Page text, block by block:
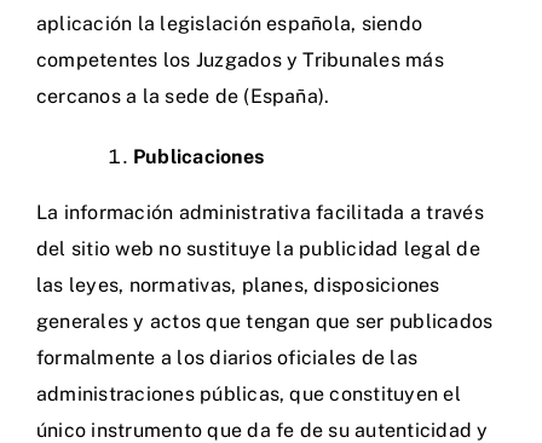
aplicación la legislación española, siendo
competentes los Juzgados y Tribunales más
cercanos a la sede de (España).
Publicaciones
La información administrativa facilitada a través
del sitio web no sustituye la publicidad legal de
las leyes, normativas, planes, disposiciones
generales y actos que tengan que ser publicados
formalmente a los diarios oficiales de las
administraciones públicas, que constituyen el
único instrumento que da fe de su autenticidad y